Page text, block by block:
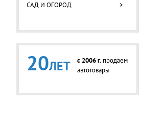
САД И ОГОРОД >
20ЛЕТ c 2006 г. продаем
автотовары